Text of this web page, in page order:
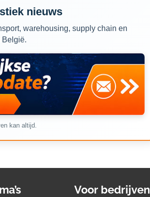
nieuws
warehousing, supply chain en
België.
kan altijd.
Voor bedrijven